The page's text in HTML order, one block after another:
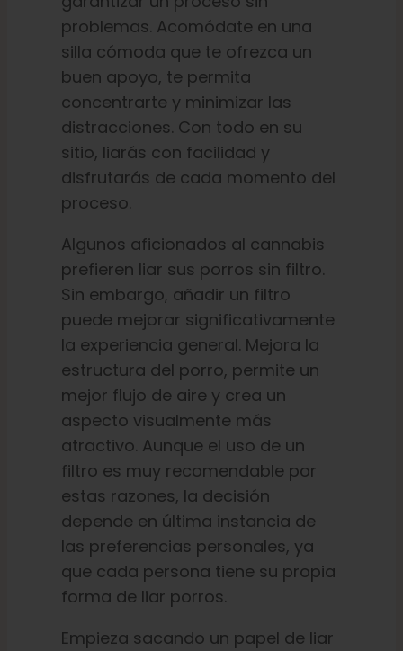
problemas. Acomódate en una
silla cómoda que te ofrezca un
buen apoyo, te permita
concentrarte y minimizar las
distracciones. Con todo en su
sitio, liarás con facilidad y
disfrutarás de cada momento del
proceso.
Algunos aficionados al cannabis
prefieren liar sus porros sin filtro.
Sin embargo, añadir un filtro
puede mejorar significativamente
la experiencia general. Mejora la
estructura del porro, permite un
mejor flujo de aire y crea un
aspecto visualmente más
atractivo. Aunque el uso de un
filtro es muy recomendable por
estas razones, la decisión
depende en última instancia de
las preferencias personales, ya
que cada persona tiene su propia
forma de liar porros.
Empieza sacando un papel de liar